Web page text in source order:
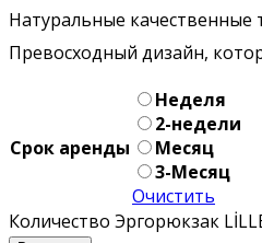
Натуральные качественные
Превосходный дизайн,
Срок аренды
Неделя
2-недели
Месяц
3-Месяц
Очистить
Количество Эргорюкзак